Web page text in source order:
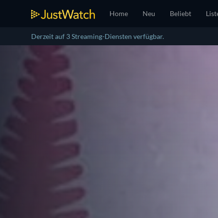
Home Neu Beliebt
Derzeit auf 3 Streaming-Diensten verfügbar.